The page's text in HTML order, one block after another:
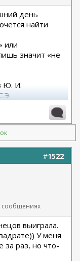
день
найти
или
значит «не
Ю. И.
#1522
сообщениях
выиграла.
У меня
за раз, но что-